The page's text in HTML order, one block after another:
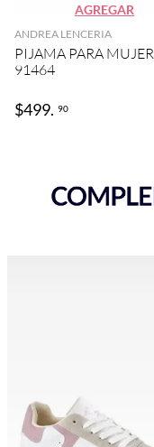
AGREGAR
ANDREA LENCERIA
PIJAMA PARA MUJER
91464
$499. 90